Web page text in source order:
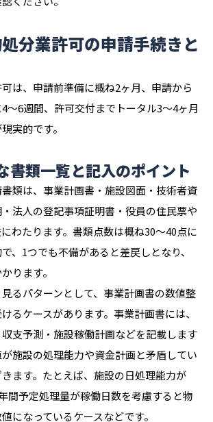
分業許可の申請手続きと
は、申請前準備に概ね2ヶ月、申請から
〜6週間、許可交付までトータル3〜4ヶ月
実的です。
書類一覧と記入のポイント
類は、事業計画書・施設図面・技術者資
法人の登記事項証明書・役員の住民票や
わたります。書類点数は概ね30〜40点に
、1つでも不備があると差戻しとなり、
ります。
るパターンとして、事業計画書の数値整
るケースがあります。事業計画書には、
支予測・施設稼働計画などを記載します
施設の処理能力や資金計画と矛盾してい
ます。たとえば、施設の日処理能力が
間予定処理量が稼働日数を考慮すると物
になっているケースなどです。